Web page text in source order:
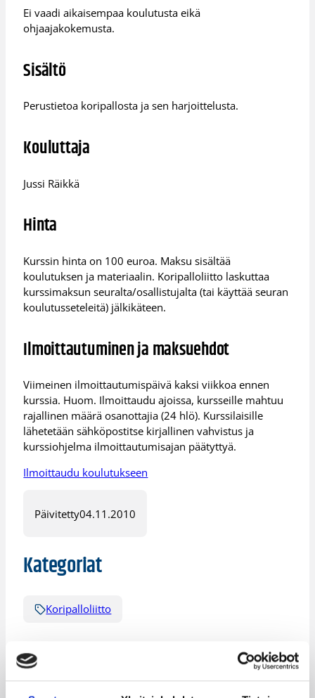
Ei vaadi aikaisempaa koulutusta eikä
ohjaajakokemusta.
Sisältö
Perustietoa koripallosta ja sen harjoittelusta.
Kouluttaja
Jussi Räikkä
Hinta
Kurssin hinta on 100 euroa. Maksu sisältää
koulutuksen ja materiaalin. Koripalloliitto laskuttaa
kurssimaksun seuralta/osallistujalta (tai käyttää seuran
koulutusseteleitä) jälkikäteen.
Ilmoittautuminen ja maksuehdot
Viimeinen ilmoittautumispäivä kaksi viikkoa ennen
kurssia. Huom. Ilmoittaudu ajoissa, kursseille mahtuu
rajallinen määrä osanottajia (24 hlö). Kurssilaisille
lähetetään sähköpostitse kirjallinen vahvistus ja
kurssiohjelma ilmoittautumisajan päätyttyä.
Ilmoittaudu koulutukseen
Päivitetty04.11.2010
Kategoriat
Koripalloliitto